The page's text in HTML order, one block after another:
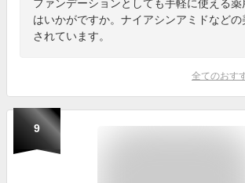
ファンデーションとしても手軽に使える薬
はいかがですか。ナイアシンアミドなど
されています。
全てのおす
9